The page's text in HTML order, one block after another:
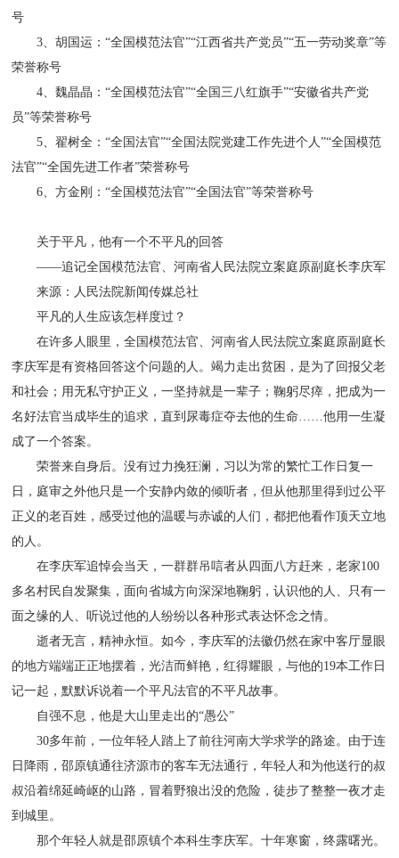
号
3、胡国运：“全国模范法官”“江西省共产党员”“五一劳动奖章”等
荣誉称号
4、魏晶晶：“全国模范法官”“全国三八红旗手”“安徽省共产党
员”等荣誉称号
5、翟树全：“全国法官”“全国法院党建工作先进个人”“全国模范
法官”“全国先进工作者”荣誉称号
6、方金刚：“全国模范法官”“全国法官”等荣誉称号
关于平凡，他有一个不平凡的回答
——追记全国模范法官、河南省人民法院立案庭原副庭长李庆军
来源：人民法院新闻传媒总社
平凡的人生应该怎样度过？
在许多人眼里，全国模范法官、河南省人民法院立案庭原副庭长
李庆军是有资格回答这个问题的人。竭力走出贫困，是为了回报父老
和社会；用无私守护正义，一坚持就是一辈子；鞠躬尽瘁，把成为一
名好法官当成毕生的追求，直到尿毒症夺去他的生命……他用一生凝
成了一个答案。
荣誉来自身后。没有过力挽狂澜，习以为常的繁忙工作日复一
日，庭审之外他只是一个安静内敛的倾听者，但从他那里得到过公平
正义的老百姓，感受过他的温暖与赤诚的人们，都把他看作顶天立地
的人。
在李庆军追悼会当天，一群群吊唁者从四面八方赶来，老家100
多名村民自发聚集，面向省城方向深深地鞠躬，认识他的人、只有一
面之缘的人、听说过他的人纷纷以各种形式表达怀念之情。
逝者无言，精神永恒。如今，李庆军的法徽仍然在家中客厅显眼
的地方端端正正地摆着，光洁而鲜艳，红得耀眼，与他的19本工作日
记一起，默默诉说着一个平凡法官的不平凡故事。
自强不息，他是大山里走出的“愚公”
30多年前，一位年轻人踏上了前往河南大学求学的路途。由于连
日降雨，邵原镇通往济源市的客车无法通行，年轻人和为他送行的叔
叔沿着绵延崎岖的山路，冒着野狼出没的危险，徒步了整整一夜才走
到城里。
那个年轻人就是邵原镇个本科生李庆军。十年寒窗，终露曙光。